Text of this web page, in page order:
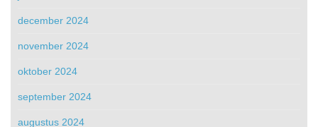
december 2024
november 2024
oktober 2024
september 2024
augustus 2024